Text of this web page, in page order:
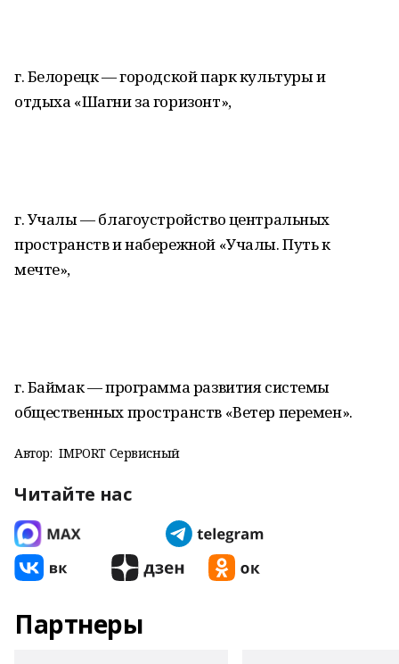
г. Белорецк — городской парк культуры и
отдыха «Шагни за горизонт»,
г. Учалы — благоустройство центральных
пространств и набережной «Учалы. Путь к
мечте»,
г. Баймак — программа развития системы
общественных пространств «Ветер перемен».
Автор: IMPORT Сервисный
Читайте нас
Партнеры